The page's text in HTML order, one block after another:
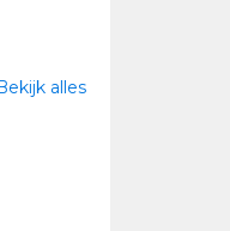
alles